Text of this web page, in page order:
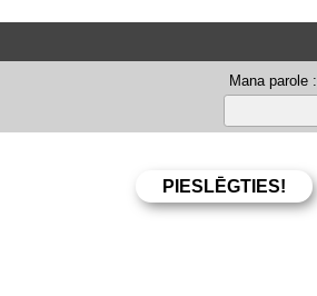
Mana parole :